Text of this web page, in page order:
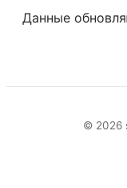
Данные
© 2026